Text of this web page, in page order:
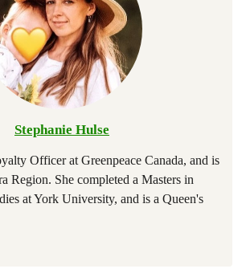
Stephanie Hulse
Officer at Greenpeace Canada, and is
Region. She completed a Masters in
at York University, and is a Queen's